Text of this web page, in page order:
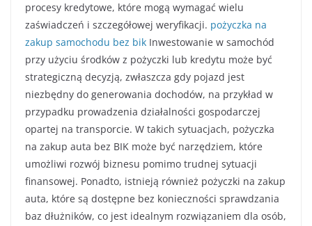
procesy kredytowe, które mogą wymagać wielu
zaświadczeń i szczegółowej weryfikacji. pożyczka na
zakup samochodu bez bik Inwestowanie w samochód
przy użyciu środków z pożyczki lub kredytu może być
strategiczną decyzją, zwłaszcza gdy pojazd jest
niezbędny do generowania dochodów, na przykład w
przypadku prowadzenia działalności gospodarczej
opartej na transporcie. W takich sytuacjach, pożyczka
na zakup auta bez BIK może być narzędziem, które
umożliwi rozwój biznesu pomimo trudnej sytuacji
finansowej. Ponadto, istnieją również pożyczki na zakup
auta, które są dostępne bez konieczności sprawdzania
baz dłużników, co jest idealnym rozwiązaniem dla osób,